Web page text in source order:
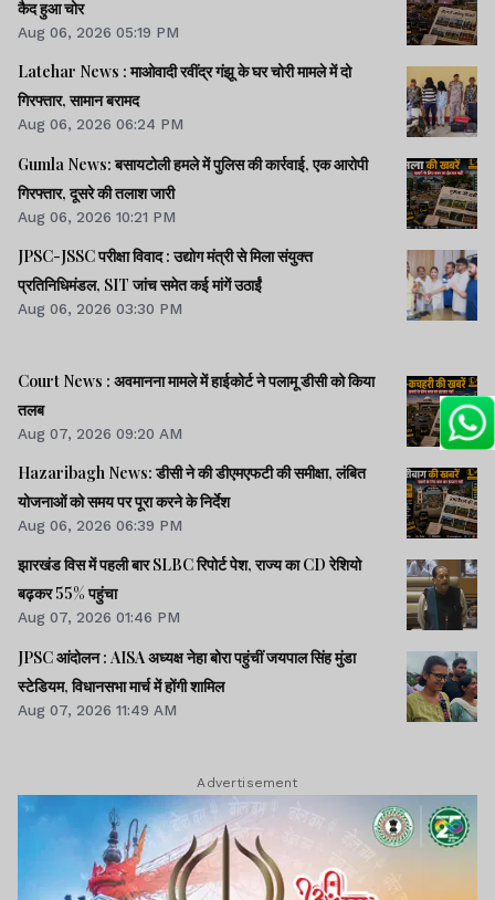
कैद हुआ चोर
Aug 06, 2026 05:19 PM
Latehar News : माओवादी रवींद्र गंझू के घर चोरी मामले में दो
गिरफ्तार, सामान बरामद
Aug 06, 2026 06:24 PM
Gumla News: बसायटोली हमले में पुलिस की कार्रवाई, एक आरोपी
गिरफ्तार, दूसरे की तलाश जारी
Aug 06, 2026 10:21 PM
JPSC-JSSC परीक्षा विवाद : उद्योग मंत्री से मिला संयुक्त
प्रतिनिधिमंडल, SIT जांच समेत कई मांगें उठाईं
Aug 06, 2026 03:30 PM
Court News : अवमानना मामले में हाईकोर्ट ने पलामू डीसी को किया
तलब
Aug 07, 2026 09:20 AM
Hazaribagh News: डीसी ने की डीएमएफटी की समीक्षा, लंबित
योजनाओं को समय पर पूरा करने के निर्देश
Aug 06, 2026 06:39 PM
झारखंड विस में पहली बार SLBC रिपोर्ट पेश, राज्य का CD रेशियो
बढ़कर 55% पहुंचा
Aug 07, 2026 01:46 PM
JPSC आंदोलन : AISA अध्यक्ष नेहा बोरा पहुंचीं जयपाल सिंह मुंडा
स्टेडियम, विधानसभा मार्च में होंगी शामिल
Aug 07, 2026 11:49 AM
Advertisement